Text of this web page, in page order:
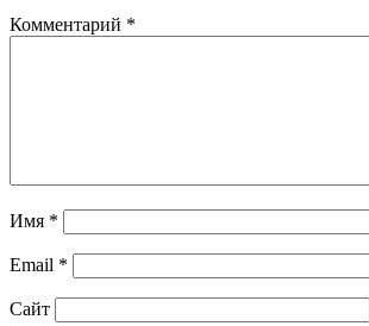
Комментарий *
Имя *
Email *
Сайт